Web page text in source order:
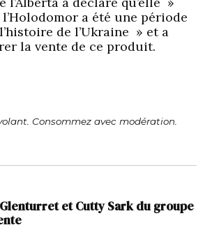
a été une période
de l’Ukraine » et a
la vente de ce produit.
Consommez avec modération.
et Cutty Sark du groupe